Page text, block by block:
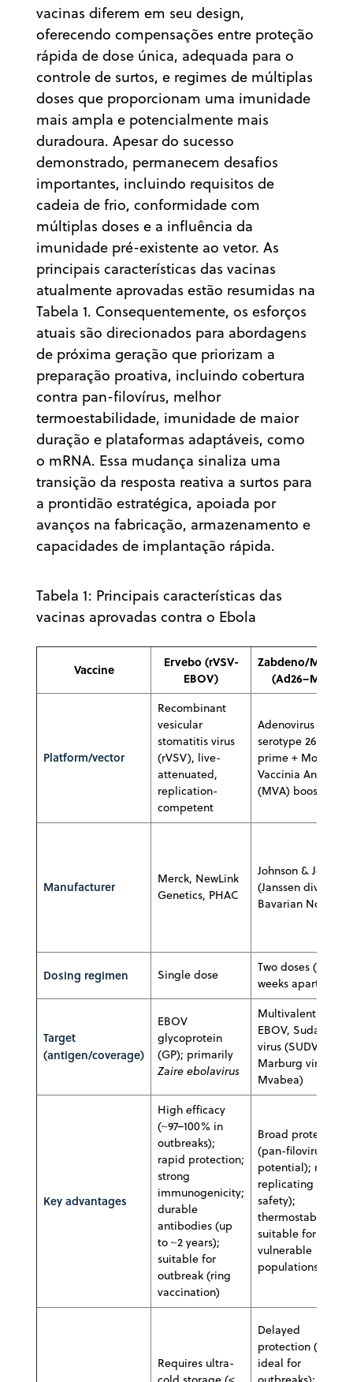
vacinas diferem em seu design,
oferecendo compensações entre proteção
rápida de dose única, adequada para o
controle de surtos, e regimes de múltiplas
doses que proporcionam uma imunidade
mais ampla e potencialmente mais
duradoura. Apesar do sucesso
demonstrado, permanecem desafios
importantes, incluindo requisitos de
cadeia de frio, conformidade com
múltiplas doses e a influência da
imunidade pré-existente ao vetor. As
principais características das vacinas
atualmente aprovadas estão resumidas na
Tabela 1. Consequentemente, os esforços
atuais são direcionados para abordagens
de próxima geração que priorizam a
preparação proativa, incluindo cobertura
contra pan-filovírus, melhor
termoestabilidade, imunidade de maior
duração e plataformas adaptáveis, como
o mRNA. Essa mudança sinaliza uma
transição da resposta reativa a surtos para
a prontidão estratégica, apoiada por
avanços na fabricação, armazenamento e
capacidades de implantação rápida.
Tabela 1: Principais características das
vacinas aprovadas contra o Ebola
Vaccine
Ervebo (rVSV-
EBOV)
Zabdeno/Mvabea
(Ad26–MVA)
Platform/vector
Recombinant
vesicular
stomatitis virus
(rVSV), live-
attenuated,
replication-
competent
Adenovirus
serotype 26 (Ad26)
prime + Modified
Vaccinia Ankara
(MVA) boost
Manufacturer
Merck, NewLink
Genetics, PHAC
Johnson & Johnson
(Janssen division),
Bavarian Nordic
Dosing regimen Single dose
Two doses (eight
weeks apart)
Target
(antigen/coverage)
EBOV
glycoprotein
(GP); primarily
Zaire ebolavirus
Multivalent:
EBOV, Sudan
virus (SUDV),
Marburg virus (via
Mvabea)
Key advantages
High efficacy
(~97–100% in
outbreaks);
rapid protection;
strong
immunogenicity;
durable
antibodies (up
to ~2 years);
suitable for
outbreak (ring
vaccination)
Broad protection
(pan-filovirus
potential); non-
replicating (good
safety);
thermostability;
suitable for
vulnerable
populations
Requires ultra-
Delayed
protection (not
ideal for